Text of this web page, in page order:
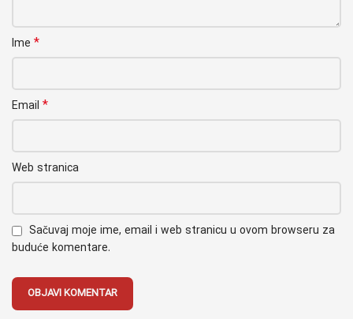
Ime *
Email *
Web stranica
Sačuvaj moje ime, email i web stranicu u ovom browseru za
buduće komentare.